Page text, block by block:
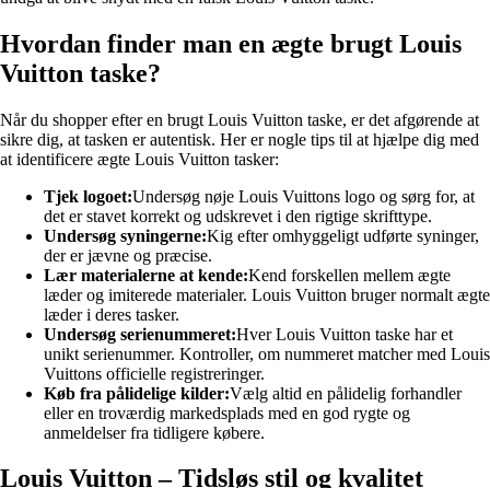
Hvordan finder man en ægte brugt Louis
Vuitton taske?
Når du shopper efter en brugt Louis Vuitton taske, er det afgørende at
sikre dig, at tasken er autentisk. Her er nogle tips til at hjælpe dig med
at identificere ægte Louis Vuitton tasker:
Tjek logoet:Undersøg nøje Louis Vuittons logo og sørg for, at
det er stavet korrekt og udskrevet i den rigtige skrifttype.
Undersøg syningerne:Kig efter omhyggeligt udførte syninger,
der er jævne og præcise.
Lær materialerne at kende:Kend forskellen mellem ægte
læder og imiterede materialer. Louis Vuitton bruger normalt ægte
læder i deres tasker.
Undersøg serienummeret:Hver Louis Vuitton taske har et
unikt serienummer. Kontroller, om nummeret matcher med Louis
Vuittons officielle registreringer.
Køb fra pålidelige kilder:Vælg altid en pålidelig forhandler
eller en troværdig markedsplads med en god rygte og
anmeldelser fra tidligere købere.
Louis Vuitton – Tidsløs stil og kvalitet